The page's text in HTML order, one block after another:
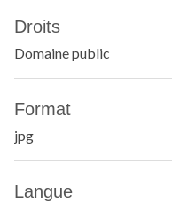
Droits
Domaine public
Format
jpg
Langue